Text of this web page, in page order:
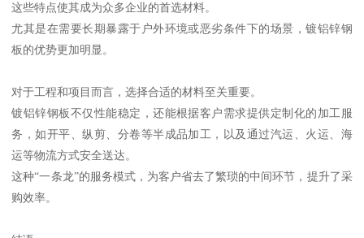
这些特点使其成为众多企业的首选材料。
尤其是在需要长期暴露于户外环境或恶劣条件下的场景，镀铝锌钢
板的优势更加明显。
对于工程和项目而言，选择合适的材料至关重要。
镀铝锌钢板不仅性能稳定，还能根据客户需求提供定制化的加工服
务，如开平、纵剪、分卷等半成品加工，以及通过汽运、火运、海
运等物流方式安全送达。
这种“一条龙”的服务模式，为客户省去了繁琐的中间环节，提升了采
购效率。